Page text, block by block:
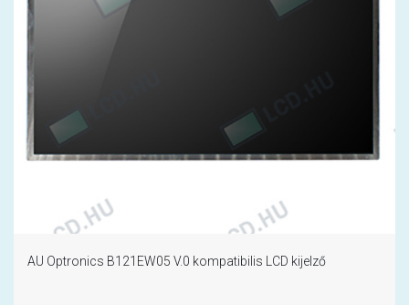
AU Optronics B121EW05 V.0 kompatibilis LCD kijelző